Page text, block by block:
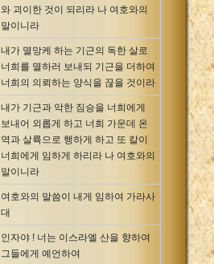
와 괴이한 것이 되리라 나 여호와의
말이니라
내가 멸망케 하는 기근의 독한 살로
너희를 멸하러 보내되 기근을 더하여
너희의 의뢰하는 양식을 끊을 것이라
내가 기근과 악한 짐승을 너희에게
보내어 외롭게 하고 너희 가운데 온
역과 살륙으로 행하게 하고 또 칼이
너희에게 임하게 하리라 나 여호와의
말이니라
여호와의 말씀이 내게 임하여 가라사
대
인자야 ! 너는 이스라엘 산을 향하여
그들에게 예언하여